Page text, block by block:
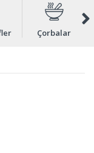
Çorbalar